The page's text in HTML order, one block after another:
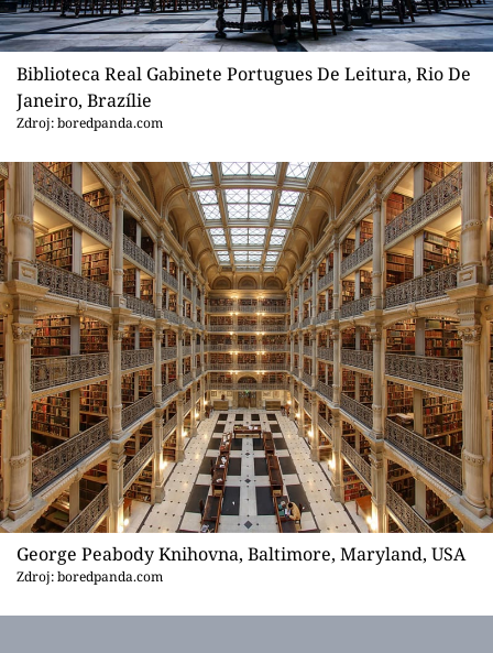
Biblioteca Real Gabinete Portugues De Leitura, Rio De
Janeiro, Brazílie
Zdroj: boredpanda.com
George Peabody Knihovna, Baltimore, Maryland, USA
Zdroj: boredpanda.com